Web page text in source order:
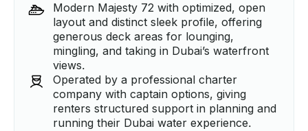
Modern Majesty 72 with optimized, open
layout and distinct sleek profile, offering
generous deck areas for lounging,
mingling, and taking in Dubai’s waterfront
views.
Operated by a professional charter
company with captain options, giving
renters structured support in planning and
running their Dubai water experience.